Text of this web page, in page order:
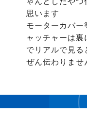
思います
モーターカバー
ャッチャーは
でリアルで見る
ぜん伝わりませ